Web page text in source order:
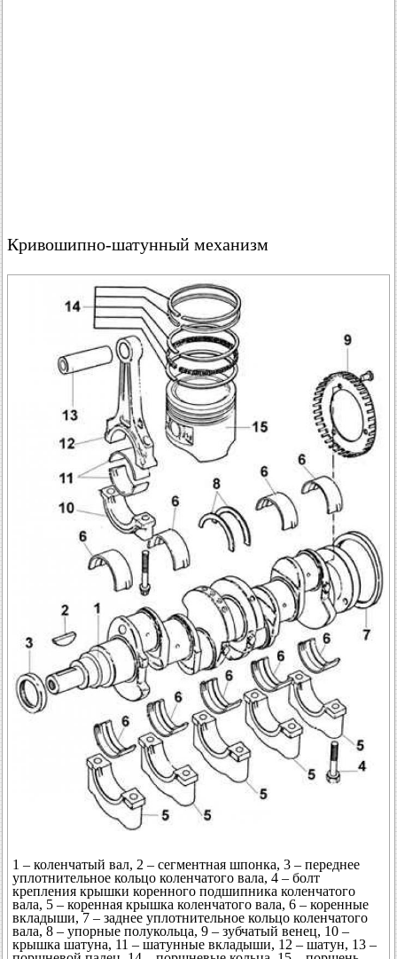
Кривошипно-шатунный механизм
1 – коленчатый вал, 2 – сегментная шпонка, 3 – переднее
уплотнительное кольцо коленчатого вала, 4 – болт
крепления крышки коренного подшипника коленчатого
вала, 5 – коренная крышка коленчатого вала, 6 – коренные
вкладыши, 7 – заднее уплотнительное кольцо коленчатого
вала, 8 – упорные полукольца, 9 – зубчатый венец, 10 –
крышка шатуна, 11 – шатунные вкладыши, 12 – шатун, 13 –